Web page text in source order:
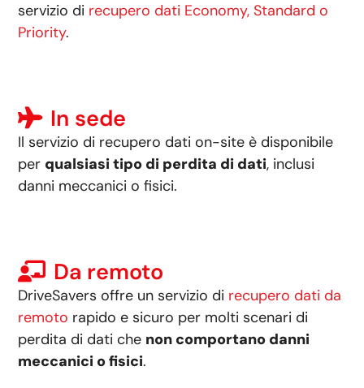
servizio di recupero dati Economy, Standard o
Priority.
In sede
Il servizio di recupero dati on-site è disponibile
per qualsiasi tipo di perdita di dati, inclusi
danni meccanici o fisici.
Da remoto
DriveSavers offre un servizio di recupero dati da
remoto rapido e sicuro per molti scenari di
perdita di dati che non comportano danni
meccanici o fisici.